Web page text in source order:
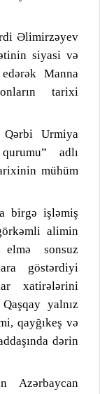
Əlimirzəyev
siyasi və
Manna
tarixi
Urmiya
adlı
mühüm
birgə işləmiş
alimin
sonsuz
göstərdiyi
xatirələrini
yalnız
qayğıkeş və
dərin
Azərbaycan